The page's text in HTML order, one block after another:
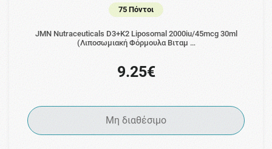
75 Πόντοι
JMN Nutraceuticals D3+K2 Liposomal 2000iu/45mcg 30ml
(Λιποσωμιακή Φόρμουλα Βιταμ …
9.25€
Μη διαθέσιμο